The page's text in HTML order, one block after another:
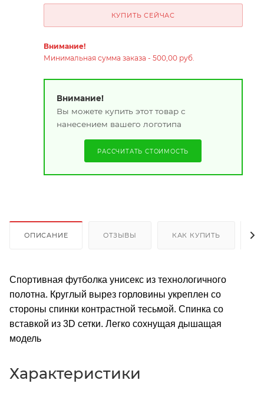
КУПИТЬ СЕЙЧАС
Внимание!
Минимальная сумма заказа - 500,00 руб.
Внимание!
Вы можете купить этот товар с
нанесением вашего логотипа
РАССЧИТАТЬ СТОИМОСТЬ
ОПИСАНИЕ ОТЗЫВЫ КАК КУПИТЬ
Спортивная футболка унисекс из технологичного
полотна. Круглый вырез горловины укреплен со
стороны спинки контрастной тесьмой. Спинка со
вставкой из 3D сетки. Легко сохнущая дышащая
модель
Характеристики